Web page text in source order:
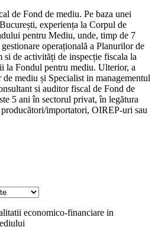
de Fond de mediu. Pe baza unei
experiența la Corpul de
pentru Mediu, unde, timp de 7
operațională a Planurilor de
de activități de inspecție fiscala la
la Fondul pentru mediu. Ulterior, a
mediu și Specialist in managementul
si auditor fiscal de Fond de
5 ani în sectorul privat, în legătura
importatori, OIREP-uri sau